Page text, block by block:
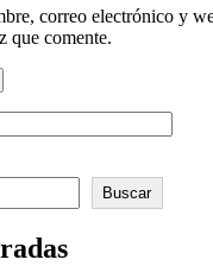
correo electrónico y
que comente.
Buscar